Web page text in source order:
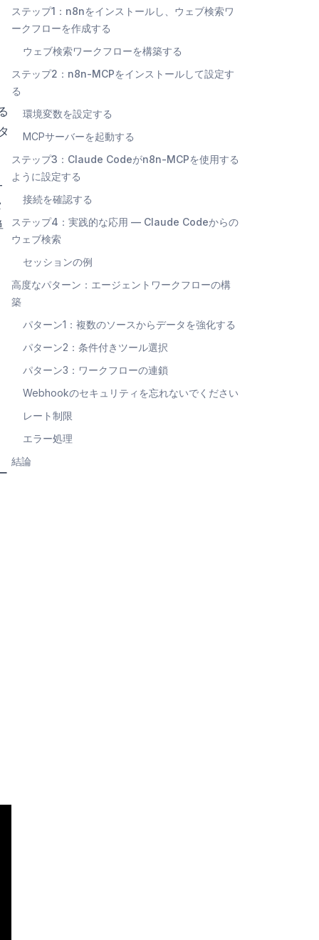
ステップ1：n8nをインストールし、ウェブ検索ワ
ークフローを作成する
ウェブ検索ワークフローを構築する
ステップ2：n8n-MCPをインストールして設定す
る
環境変数を設定する
MCPサーバーを起動する
ステップ3：Claude Codeがn8n-MCPを使用する
ように設定する
接続を確認する
ステップ4：実践的な応用 — Claude Codeからの
ウェブ検索
セッションの例
高度なパターン：エージェントワークフローの構
築
パターン1：複数のソースからデータを強化する
パターン2：条件付きツール選択
パターン3：ワークフローの連鎖
Webhookのセキュリティを忘れないでください
レート制限
エラー処理
結論